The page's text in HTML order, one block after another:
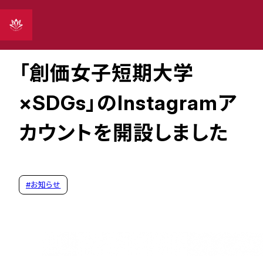
2023年08月15日
「創価女子短期大学
×SDGs」のInstagramア
カウントを開設しました
#お知らせ